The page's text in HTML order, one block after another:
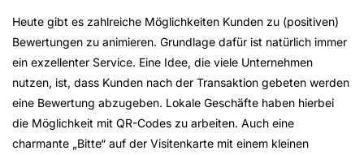
Heute gibt es zahlreiche Möglichkeiten Kunden zu (positiven)
Bewertungen zu animieren. Grundlage dafür ist natürlich immer
ein exzellenter Service. Eine Idee, die viele Unternehmen
nutzen, ist, dass Kunden nach der Transaktion gebeten werden
eine Bewertung abzugeben. Lokale Geschäfte haben hierbei
die Möglichkeit mit QR-Codes zu arbeiten. Auch eine
charmante „Bitte“ auf der Visitenkarte mit einem kleinen